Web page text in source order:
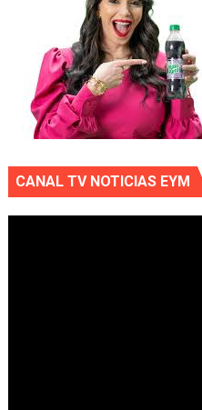
CANAL TV NOTICIAS EYM